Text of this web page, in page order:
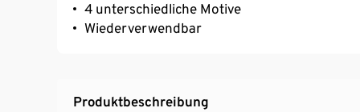
4 unterschiedliche Motive
Wiederverwendbar
Produktbeschreibung